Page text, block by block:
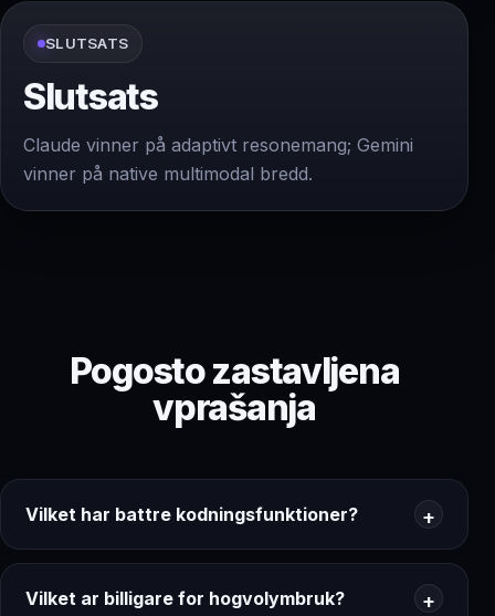
SLUTSATS
Slutsats
Claude vinner på adaptivt resonemang; Gemini
vinner på native multimodal bredd.
Pogosto zastavljena
vprašanja
Vilket har battre kodningsfunktioner?
Vilket ar billigare for hogvolymbruk?